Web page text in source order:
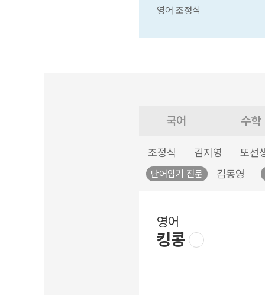
영어 조정식
국어 수학
조정식 김지영 또선
단어암기 전문 김동영
영어
킹콩